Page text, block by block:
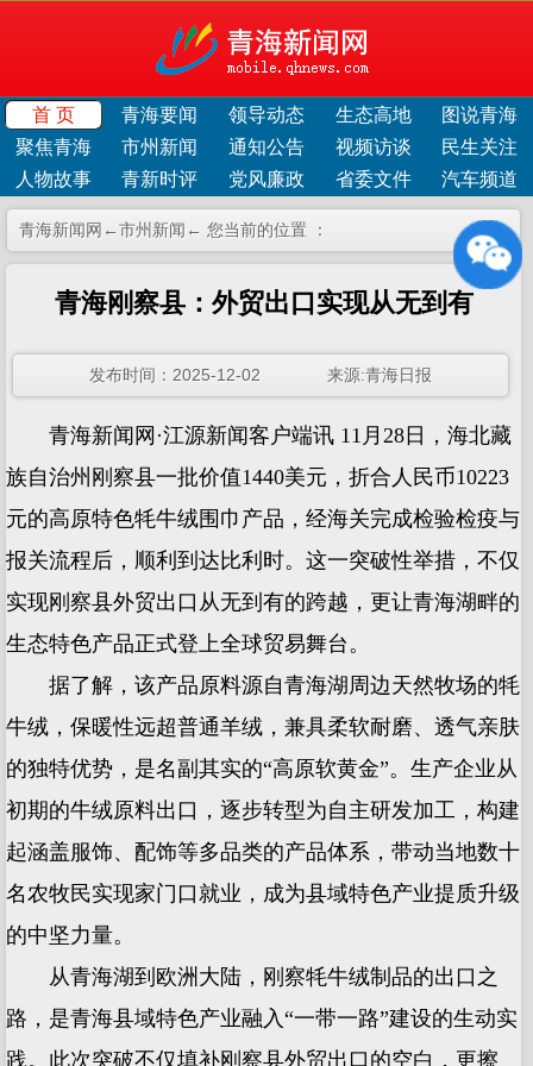
首 页 青海要闻 领导动态 生态高地
图说青海
聚焦青海
市州新闻 通知公告 视频访谈
民生关注
人物故事
青新时评 党风廉政 省委文件 汽车频道
青海新闻网← ← 您当前的位置 ：
市州新闻
青海刚察县：外贸出口实现从无到有
发布时间：2025-12-02 来源:青海日报
青海新闻网·江源新闻客户端讯 11月28日，海北藏
族自治州刚察县一批价值1440美元，折合人民币10223
元的高原特色牦牛绒围巾产品，经海关完成检验检疫与
报关流程后，顺利到达比利时。这一突破性举措，不仅
实现刚察县外贸出口从无到有的跨越，更让青海湖畔的
生态特色产品正式登上全球贸易舞台。
据了解，该产品原料源自青海湖周边天然牧场的牦
牛绒，保暖性远超普通羊绒，兼具柔软耐磨、透气亲肤
的独特优势，是名副其实的“高原软黄金”。生产企业从
初期的牛绒原料出口，逐步转型为自主研发加工，构建
起涵盖服饰、配饰等多品类的产品体系，带动当地数十
名农牧民实现家门口就业，成为县域特色产业提质升级
的中坚力量。
从青海湖到欧洲大陆，刚察牦牛绒制品的出口之
路，是青海县域特色产业融入“一带一路”建设的生动实
践。此次突破不仅填补刚察县外贸出口的空白，更擦